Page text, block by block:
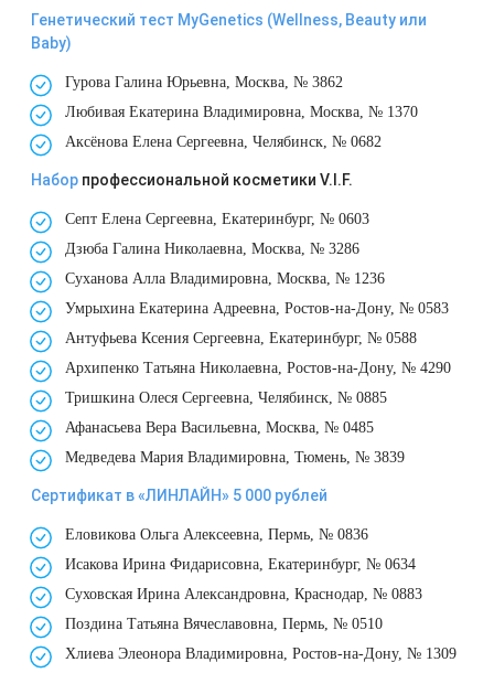
Генетический тест MyGenetics (Wellness, Beauty или
Baby)
Гурова Галина Юрьевна, Москва, № 3862
Любивая Екатерина Владимировна, Москва, № 1370
Аксёнова Елена Сергеевна, Челябинск, № 0682
Набор профессиональной косметики V.I.F.
Септ Елена Сергеевна, Екатеринбург, № 0603
Дзюба Галина Николаевна, Москва, № 3286
Суханова Алла Владимировна, Москва, № 1236
Умрыхина Екатерина Адреевна, Ростов-на-Дону, № 0583
Антуфьева Ксения Сергеевна, Екатеринбург, № 0588
Архипенко Татьяна Николаевна, Ростов-на-Дону, № 4290
Тришкина Олеся Сергеевна, Челябинск, № 0885
Афанасьева Вера Васильевна, Москва, № 0485
Медведева Мария Владимировна, Тюмень, № 3839
Сертификат в «ЛИНЛАЙН» 5 000 рублей
Еловикова Ольга Алексеевна, Пермь, № 0836
Исакова Ирина Фидарисовна, Екатеринбург, № 0634
Суховская Ирина Александровна, Краснодар, № 0883
Поздина Татьяна Вячеславовна, Пермь, № 0510
Хлиева Элеонора Владимировна, Ростов-на-Дону, № 1309
Лазерное удаление невуса
Лечение прыщей (угревой сыпи)
Лечение гиперпигментации
Удаление сосудистых звездочек
Удаление винного пятна
Лечение псориаза
Лазерный пилинг
Удаление рубцов
Удаление новообразований
Лазерное лечение постакне
Вакуумно-роликовый массаж на аппарате
Therapy Pulse
Фотодинамическая терапия HELEO™
Удалить морщины вокруг глаз
Удалить носогубные складки
Удалить перманентный макияж
Поднять брови
Молодую и увлажнённую кожу вокруг глаз
Вылечить расширенные поры
Избавиться от комедонов на лице
Остановить выпадение волос
Восстановление здоровья волос
Сделать педикюр